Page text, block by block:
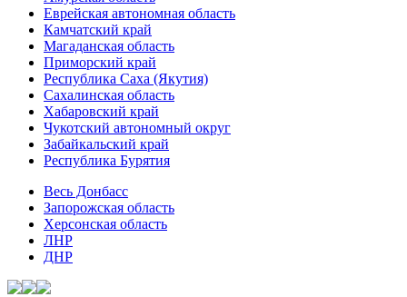
Еврейская автономная область
Камчатский край
Магаданская область
Приморский край
Республика Саха (Якутия)
Сахалинская область
Хабаровский край
Чукотский автономный округ
Забайкальский край
Республика Бурятия
Весь Донбасс
Запорожская область
Херсонская область
ЛНР
ДНР